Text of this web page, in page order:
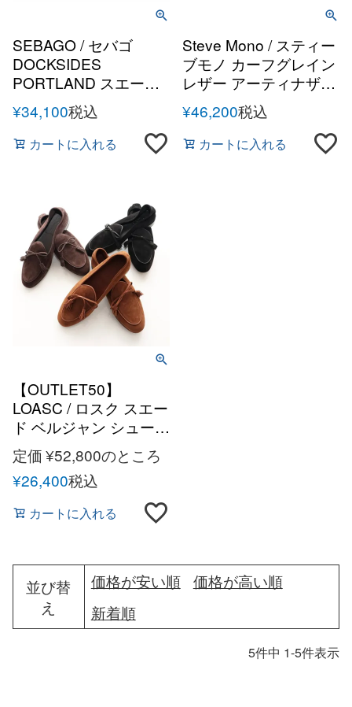
SEBAGO / セバゴ
DOCKSIDES
PORTLAND スエード
レザーデッキシューズ
¥34,100税込
カートに入れる
Steve Mono / スティー
ブモノ カーフグレイン
レザー アーティナザル
グルカサンダル
¥46,200税込
カートに入れる
【OUTLET50】
LOASC / ロスク スエー
ド ベルジャン シューズ
メンズ イタリア 靴 ロ
ーファー
定価¥52,800のところ
¥26,400税込
カートに入れる
並び替
え
価格が安い順
価格が高い順
新着順
5件中 1-5件表示